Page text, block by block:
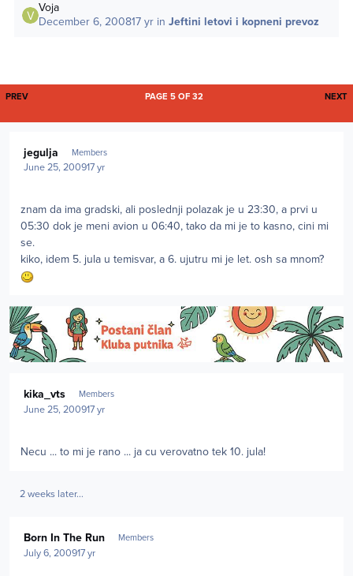
Voja
December 6, 200817 yr inJeftini letovi i kopneni prevoz
FIRST PAGE
PREV NEXT
PAGE 5 OF 32
jegulja Members
June 25, 200917 yr
znam da ima gradski, ali poslednji polazak je u 23:30, a prvi u
05:30 dok je meni avion u 06:40, tako da mi je to kasno, cini mi
se.
kiko, idem 5. jula u temisvar, a 6. ujutru mi je let. osh sa mnom?
kika_vts Members
June 25, 200917 yr
Necu ... to mi je rano ... ja cu verovatno tek 10. jula!
2 weeks later...
Born In The Run Members
July 6, 200917 yr